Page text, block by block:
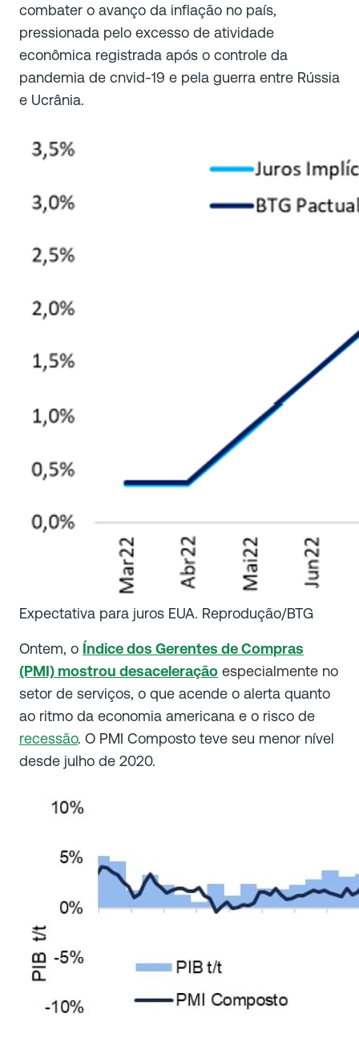
combater o avanço da inflação no país,
pressionada pelo excesso de atividade
econômica registrada após o controle da
pandemia de cnvid-19 e pela guerra entre Rússia
e Ucrânia.
Expectativa para juros EUA. Reprodução/BTG
Ontem, o Índice dos Gerentes de Compras
(PMI) mostrou desaceleração especialmente no
setor de serviços, o que acende o alerta quanto
ao ritmo da economia americana e o risco de
recessão. O PMI Composto teve seu menor nível
desde julho de 2020.